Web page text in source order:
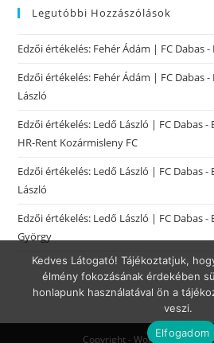
Legutóbbi Hozzászólások
Edzői értékelés: Fehér Ádám | FC Dabas-
Edzői értékelés: Fehér Ádám | FC Dabas-
László
Edzői értékelés: Ledő László | FC Dabas-
HR-Rent Kozármisleny FC
Edzői értékelés: Ledő László | FC Dabas-
László
Edzői értékelés: Ledő László | FC Dabas-
György
Copyright - WordPress
Kedves Látogató! Tájékoztatjuk,
élmény fokozásának érdekében
honlapunk használatával ön a
veszi.
Elfogadom